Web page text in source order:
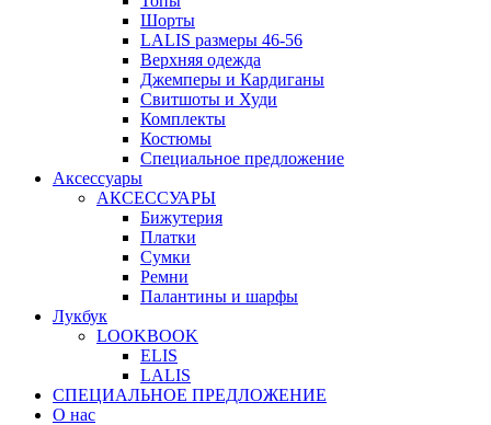
Шорты
LALIS размеры 46-56
Верхняя одежда
Джемперы и Кардиганы
Свитшоты и Худи
Комплекты
Костюмы
Специальное предложение
Аксессуары
АКСЕССУАРЫ
Бижутерия
Платки
Сумки
Ремни
Палантины и шарфы
Лукбук
LOOKBOOK
ELIS
LALIS
СПЕЦИАЛЬНОЕ ПРЕДЛОЖЕНИЕ
О нас